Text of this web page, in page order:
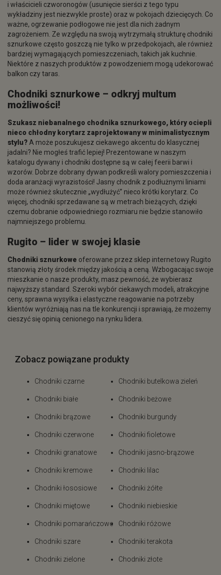
i właścicieli czworonogów (usunięcie sierści z tego typu
wykładziny jest niezwykle proste) oraz w pokojach dziecięcych. Co
ważne, ogrzewanie podłogowe nie jest dla nich żadnym
zagrożeniem. Ze względu na swoją wytrzymałą strukturę chodniki
sznurkowe często goszczą nie tylko w przedpokojach, ale również
bardziej wymagających pomieszczeniach, takich jak kuchnie.
Niektóre z naszych produktów z powodzeniem mogą udekorować
balkon czy taras.
Chodniki sznurkowe – odkryj multum
możliwości!
Szukasz niebanalnego chodnika sznurkowego, który ociepli
nieco chłodny korytarz zaprojektowany w minimalistycznym
stylu? A może poszukujesz ciekawego akcentu do klasycznej
jadalni? Nie mogłeś trafić lepiej! Prezentowane w naszym
katalogu dywany i chodniki dostępne są w całej feerii barwi i
wzorów. Dobrze dobrany dywan podkreśli walory pomieszczenia i
doda aranżacji wyrazistości! Jasny chodnik z podłużnymi liniami
może również skutecznie „wydłużyć” nieco krótki korytarz. Co
więcej, chodniki sprzedawane są w metrach bieżących, dzięki
czemu dobranie odpowiedniego rozmiaru nie będzie stanowiło
najmniejszego problemu.
Rugito – lider w swojej klasie
Chodniki sznurkowe oferowane przez sklep internetowy Rugito
stanowią złoty środek między jakością a ceną. Wzbogacając swoje
mieszkanie o nasze produkty, masz pewność, że wybierasz
najwyższy standard. Szeroki wybór ciekawych modeli, atrakcyjne
ceny, sprawna wysyłka i elastyczne reagowanie na potrzeby
klientów wyróżniają nas na tle konkurencji i sprawiają, że możemy
cieszyć się opinią cenionego na rynku lidera.
Zobacz powiązane produkty
Chodniki czarne Chodniki butelkowa zieleń
Chodniki białe Chodniki beżowe
Chodniki brązowe Chodniki burgundy
Chodniki czerwone Chodniki fioletowe
Chodniki granatowe Chodniki jasno-brązowe
Chodniki kremowe Chodniki lilac
Chodniki łososiowe Chodniki żółte
Chodniki miętowe Chodniki niebieskie
Chodniki pomarańczowe Chodniki różowe
Chodniki szare Chodniki terakota
Chodniki zielone Chodniki złote